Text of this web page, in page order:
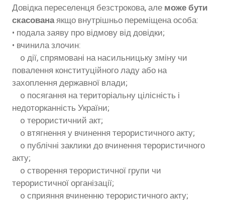
Довідка переселенця безстрокова, але може бути
скасованаякщо внутрішньо переміщена особа:
• подала заяву про відмову від довідки;
• вчинила злочин:
o дії, спрямовані на насильницьку зміну чи
повалення конституційного ладу або на
захоплення державної влади;
o посягання на територіальну цілісність і
недоторканність України;
o терористичний акт;
o втягнення у вчинення терористичного акту;
o публічні заклики до вчинення терористичного
акту;
o створення терористичної групи чи
терористичної організації;
o сприяння вчиненню терористичного акту;